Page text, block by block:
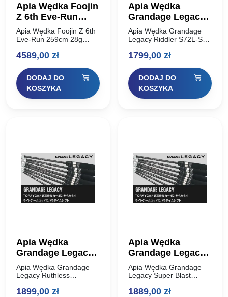
Apia Wędka Foojin
Z 6th Eve-Run
259cm 28g
Apia Wędka Foojin Z 6th
Eve-Run 259cm 28g
wypuściliśmy Foojin’Z
pod wrażeniem ewolucji
trzeciej generacji
TORAYCA®️, czyli
włókna…
4589,00 zł
DODAJ DO
KOSZYKA
Apia Wędka
Grandage Legacy
Riddler S72L-SS
2,184m 0.3-10g
Apia Wędka Grandage
Legacy Riddler S72L-SS
Apia Grandage Legacy to
Apia, wykonana na całej
długości TORAYCA®
Carbon trzeciej…
1799,00 zł
DODAJ DO
KOSZYKA
Apia Wędka
Grandage Legacy
Ruthless S86MHT
2,591m 2-18g
Apia Wędka Grandage
Legacy Ruthless
Apia Grandage Legacy to
1899,00 zł
Apia Wędka
Grandage Legacy
Super Blast S83M-
HS 2,515m 2-15g
Apia Wędka Grandage
Legacy Super Blast
Solid Tip Apia Grandage
1889,00 zł